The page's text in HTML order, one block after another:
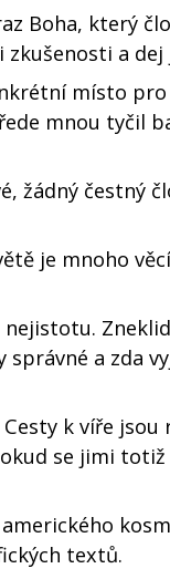
Boha, který
a
místo
mnou tyčil
žádný čestný
je mnoho
a zda
Cesty k víře
se jimi totiž
textů.